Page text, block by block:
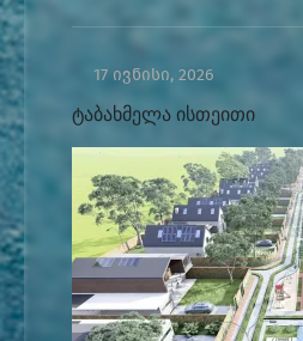
17 ივნისი, 2026
ტაბახმელა ისთეითი